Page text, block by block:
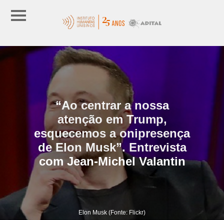
“Ao centrar a nossa
atenção em Trump,
esquecemos a onipresença
de Elon Musk”. Entrevista
com Jean-Michel Valantin
Elon Musk (Fonte: Flickr)